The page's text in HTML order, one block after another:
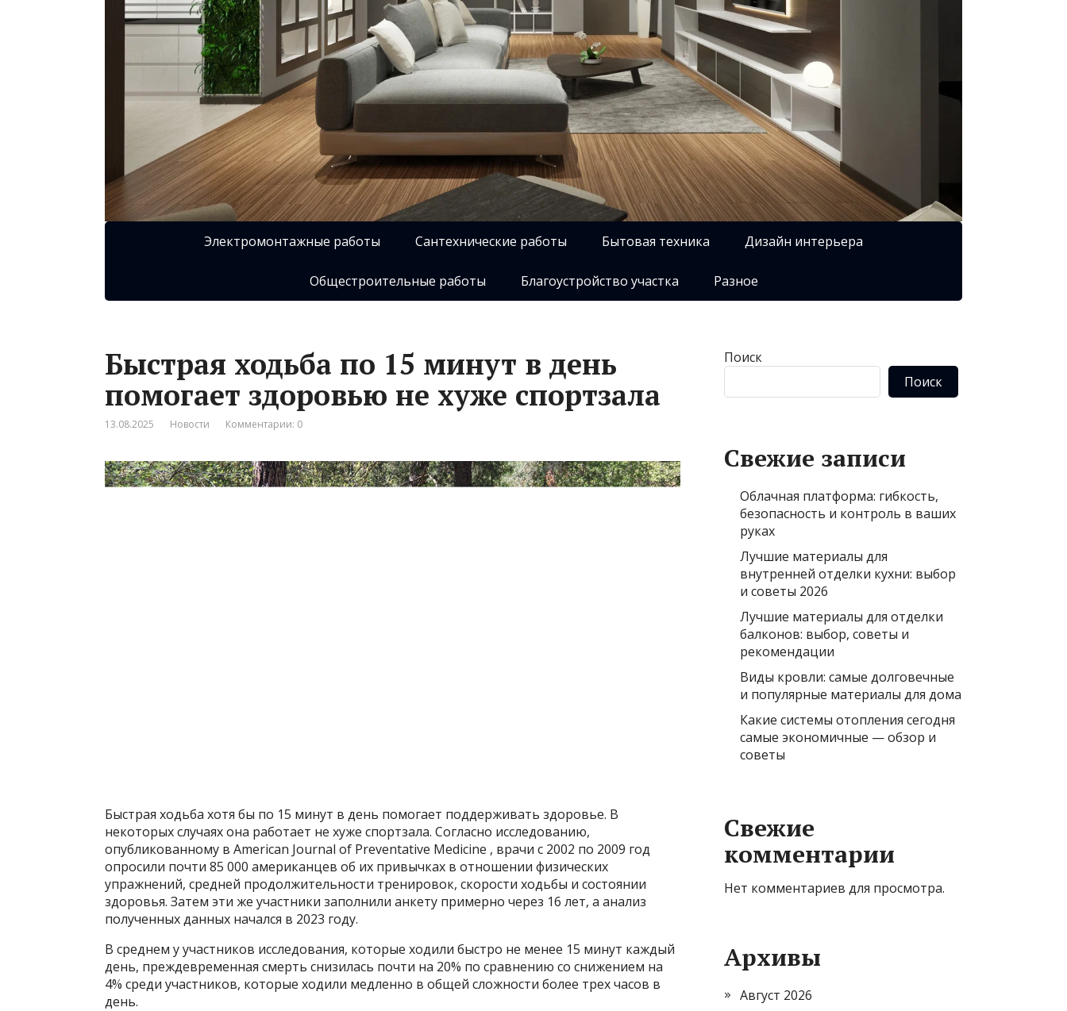
Электромонтажные работы Сантехнические работы Бытовая техника Дизайн интерьера
Общестроительные работы Благоустройство участка Разное
Быстрая ходьба по 15 минут в день
помогает здоровью не хуже спортзала
13.08.2025 Новости Комментарии: 0
Быстрая ходьба хотя бы по 15 минут в день помогает поддерживать здоровье. В
некоторых случаях она работает не хуже спортзала. Согласно исследованию,
опубликованному в American Journal of Preventative Medicine , врачи с 2002 по 2009 год
опросили почти 85 000 американцев об их привычках в отношении физических
упражнений, средней продолжительности тренировок, скорости ходьбы и состоянии
здоровья. Затем эти же участники заполнили анкету примерно через 16 лет, а анализ
полученных данных начался в 2023 году.
В среднем у участников исследования, которые ходили быстро не менее 15 минут каждый
день, преждевременная смерть снизилась почти на 20% по сравнению со снижением на
4% среди участников, которые ходили медленно в общей сложности более трех часов в
день.
Поиск
Поиск
Свежие записи
Облачная платформа: гибкость,
безопасность и контроль в ваших
руках
Лучшие материалы для
внутренней отделки кухни: выбор
и советы 2026
Лучшие материалы для отделки
балконов: выбор, советы и
рекомендации
Виды кровли: самые долговечные
и популярные материалы для дома
Какие системы отопления сегодня
самые экономичные — обзор и
советы
Свежие
комментарии
Нет комментариев для просмотра.
Архивы
Август 2026